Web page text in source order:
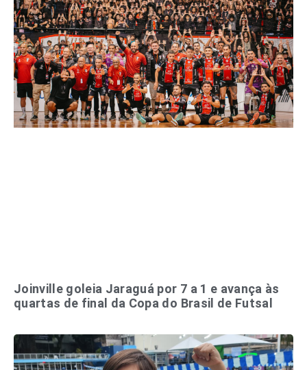
Joinville goleia Jaraguá por 7 a 1 e avança às
quartas de final da Copa do Brasil de Futsal